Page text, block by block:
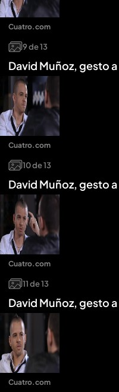
9de13
David Muñoz, gesto
Cuatro.com
10de13
David Muñoz, gesto
Cuatro.com
11de13
David Muñoz, gesto
Cuatro.com
Cuatro.com